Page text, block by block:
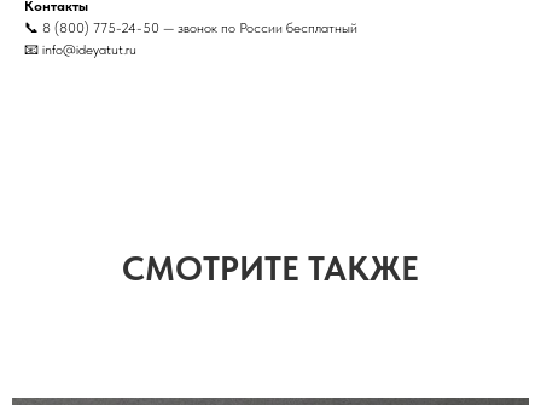
Контакты
📞 8 (800) 775-24-50 — звонок по России бесплатный
📧 info@ideyatut.ru
СМОТРИТЕ ТАКЖЕ